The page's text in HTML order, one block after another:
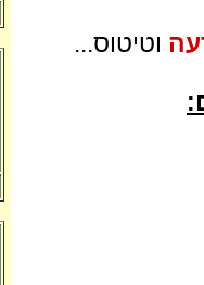
וטיטוס...